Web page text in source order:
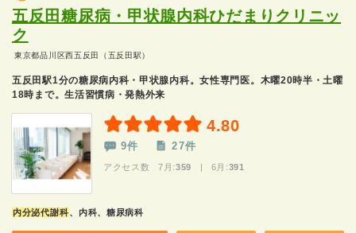
五反田糖尿病・甲状腺内科ひだまりクリニッ
ク
東京都品川区西五反田（五反田駅）
五反田駅1分の糖尿病内科・甲状腺内科。女性専門医。木曜20時半・土曜
18時まで。生活習慣病・発熱外来
4.80
9件 27件
アクセス数 7月:359 | 6月:391
内分泌代謝科、内科、糖尿病科